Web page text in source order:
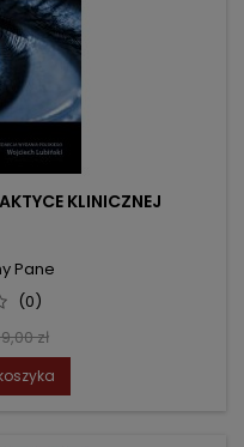
KLINICZNEJ
Pane
(0)
zł